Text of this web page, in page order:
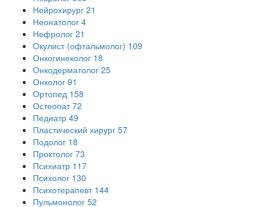
Нейрохирург 21
Неонатолог 4
Нефролог 21
Окулист (офтальмолог) 109
Онкогинеколог 18
Онкодерматолог 25
Онколог 91
Ортопед 158
Остеопат 72
Педиатр 49
Пластический хирург 57
Подолог 18
Проктолог 73
Психиатр 117
Психолог 130
Психотерапевт 144
Пульмонолог 52